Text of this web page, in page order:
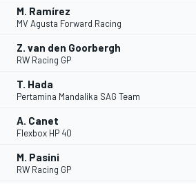
M. Ramírez
MV Agusta Forward Racing
Z. van den Goorbergh
RW Racing GP
T. Hada
Pertamina Mandalika SAG Team
A. Canet
Flexbox HP 40
M. Pasini
RW Racing GP